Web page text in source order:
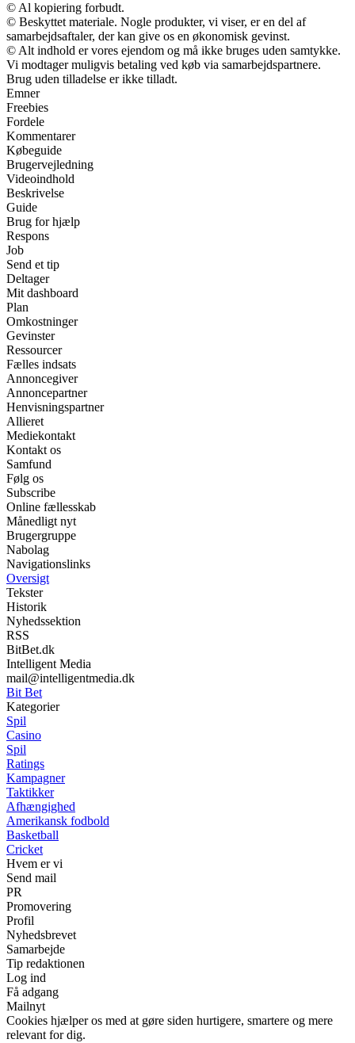
© Al kopiering forbudt.
© Beskyttet materiale. Nogle produkter, vi viser, er en del af
samarbejdsaftaler, der kan give os en økonomisk gevinst.
© Alt indhold er vores ejendom og må ikke bruges uden samtykke.
Vi modtager muligvis betaling ved køb via samarbejdspartnere.
Brug uden tilladelse er ikke tilladt.
Emner
Freebies
Fordele
Kommentarer
Købeguide
Brugervejledning
Videoindhold
Beskrivelse
Guide
Brug for hjælp
Respons
Job
Send et tip
Deltager
Mit dashboard
Plan
Omkostninger
Gevinster
Ressourcer
Fælles indsats
Annoncegiver
Annoncepartner
Henvisningspartner
Allieret
Mediekontakt
Kontakt os
Samfund
Følg os
Subscribe
Online fællesskab
Månedligt nyt
Brugergruppe
Nabolag
Navigationslinks
Oversigt
Tekster
Historik
Nyhedssektion
RSS
BitBet.dk
Intelligent Media
mail@intelligentmedia.dk
Bit Bet
Kategorier
Spil
Casino
Spil
Ratings
Kampagner
Taktikker
Afhængighed
Amerikansk fodbold
Basketball
Cricket
Hvem er vi
Send mail
PR
Promovering
Profil
Nyhedsbrevet
Samarbejde
Tip redaktionen
Log ind
Få adgang
Mailnyt
Cookies hjælper os med at gøre siden hurtigere, smartere og mere
relevant for dig.